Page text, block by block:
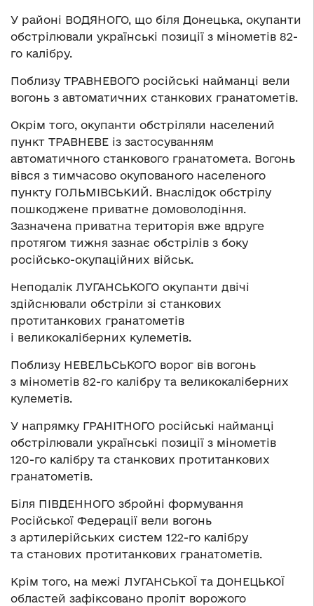
У районі ВОДЯНОГО, що біля Донецька, окупанти
обстрілювали українські позиції з мінометів 82-
го калібру.
Поблизу ТРАВНЕВОГО російські найманці вели
вогонь з автоматичних станкових гранатометів.
Окрім того, окупанти обстріляли населений
пункт ТРАВНЕВЕ із застосуванням
автоматичного станкового гранатомета. Вогонь
вівся з тимчасово окупованого населеного
пункту ГОЛЬМІВСЬКИЙ. Внаслідок обстрілу
пошкоджене приватне домоволодіння.
Зазначена приватна територія вже вдруге
протягом тижня зазнає обстрілів з боку
російсько-окупаційних військ.
Неподалік ЛУГАНСЬКОГО окупанти двічі
здійснювали обстріли зі станкових
протитанкових гранатометів
і великокаліберних кулеметів.
Поблизу НЕВЕЛЬСЬКОГО ворог вів вогонь
з мінометів 82-го калібру та великокаліберних
кулеметів.
У напрямку ГРАНІТНОГО російські найманці
обстрілювали українські позиції з мінометів
120-го калібру та станкових протитанкових
гранатометів.
Біля ПІВДЕННОГО збройні формування
Російської Федерації вели вогонь
з артилерійських систем 122-го калібру
та станових протитанкових гранатометів.
Крім того, на межі ЛУГАНСЬКОЇ та ДОНЕЦЬКОЇ
областей зафіксовано проліт ворожого